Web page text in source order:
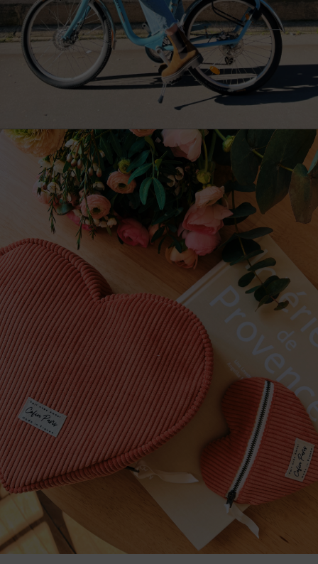
Coeur à emporter